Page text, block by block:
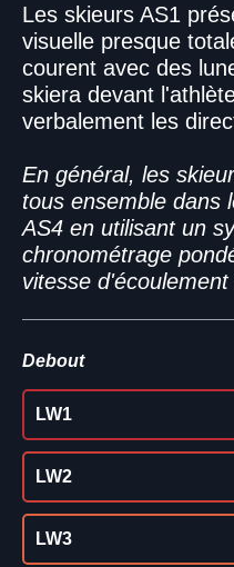
Les skieurs AS1
visuelle presque
courent avec des
skiera devant
verbalement les
En général, les
tous ensemble dans
AS4 en utilisant un
chronométrage
vitesse
Debout
LW1
LW2
LW3